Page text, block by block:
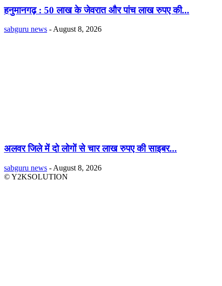
हनुमानगढ़ : 50 लाख के जेवरात और पांच लाख रुपए की...
sabguru news - August 8, 2026
अलवर जिले में दो लोगों से चार लाख रुपए की साइबर...
sabguru news - August 8, 2026
© Y2KSOLUTION